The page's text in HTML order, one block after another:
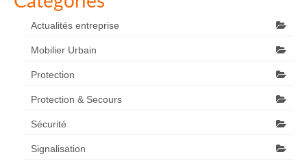
Actualités entreprise
Mobilier Urbain
Protection
Protection & Secours
Sécurité
Signalisation